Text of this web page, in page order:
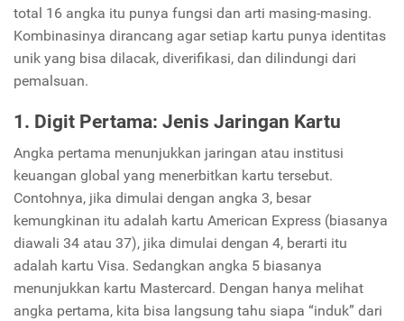
total 16 angka itu punya fungsi dan arti masing-masing.
Kombinasinya dirancang agar setiap kartu punya identitas
unik yang bisa dilacak, diverifikasi, dan dilindungi dari
pemalsuan.
1. Digit Pertama: Jenis Jaringan Kartu
Angka pertama menunjukkan jaringan atau institusi
keuangan global yang menerbitkan kartu tersebut.
Contohnya, jika dimulai dengan angka 3, besar
kemungkinan itu adalah kartu American Express (biasanya
diawali 34 atau 37), jika dimulai dengan 4, berarti itu
adalah kartu Visa. Sedangkan angka 5 biasanya
menunjukkan kartu Mastercard. Dengan hanya melihat
angka pertama, kita bisa langsung tahu siapa “induk” dari